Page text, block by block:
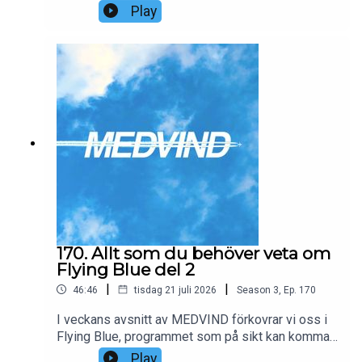
bygger vi Chatflights Air, ett hypotetiskt flygbolag
där samtliga platser ombord endast kan bokas
mellan Stockholm och Bangkok med en Boeing
787-9, 80 business class-stolar och fasta
prisnivåer för Saver, Flex och Ultraflex. Hur många
poäng måste säljas, vad kostar varje flygning och
kan ett co-brandat kreditkort göra modellen
lönsam? Resultatet är en affärsplan som låter
oväntat rimlig – åtminstone på pappret.
Investerare är välkomna att höra av sig.
Play
170. Allt som du behöver veta om
Flying Blue del 2
46:46 | tisdag 21 juli 2026 | Season 3 Ep. 170
I veckans avsnitt av MEDVIND förkovrar vi oss i
Flying Blue, programmet som på sikt kan komma
att ersätta SAS EuroBonus. Vi går igenom allt som
Play